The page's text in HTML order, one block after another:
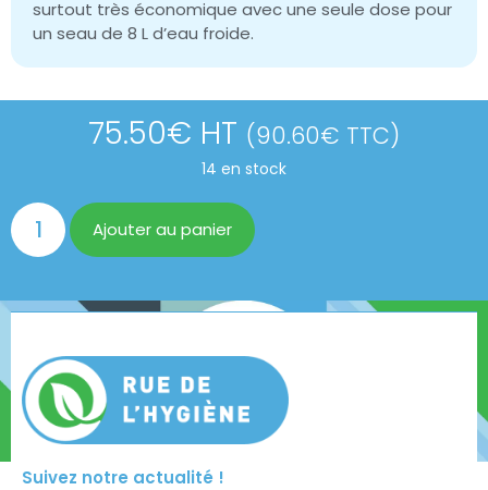
surtout très économique avec une seule dose pour
un seau de 8 L d’eau froide.
75.50€ HT (90.60€ TTC)
14 en stock
Ajouter au panier
Suivez notre actualité !